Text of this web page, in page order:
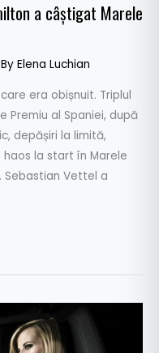
a câștigat Marele
Elena Luchian
era obișnuit. Triplul
Premiu al Spaniei, după
depășiri la limită,
la start în Marele
Sebastian Vettel a